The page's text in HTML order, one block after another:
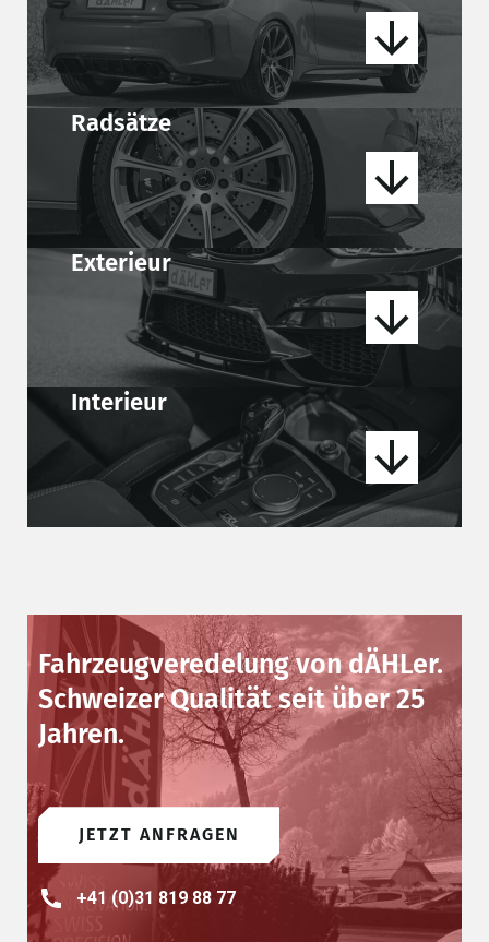
Radsätze
Exterieur
Interieur
Fahrzeugveredelung von dÄHLer.
Schweizer Qualität seit über 25
Jahren.
JETZT ANFRAGEN
+41 (0)31 819 88 77